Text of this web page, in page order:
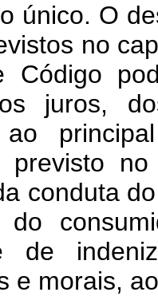
único. O
no
Código
juros,
ao
previsto
conduta
do
de
e morais,